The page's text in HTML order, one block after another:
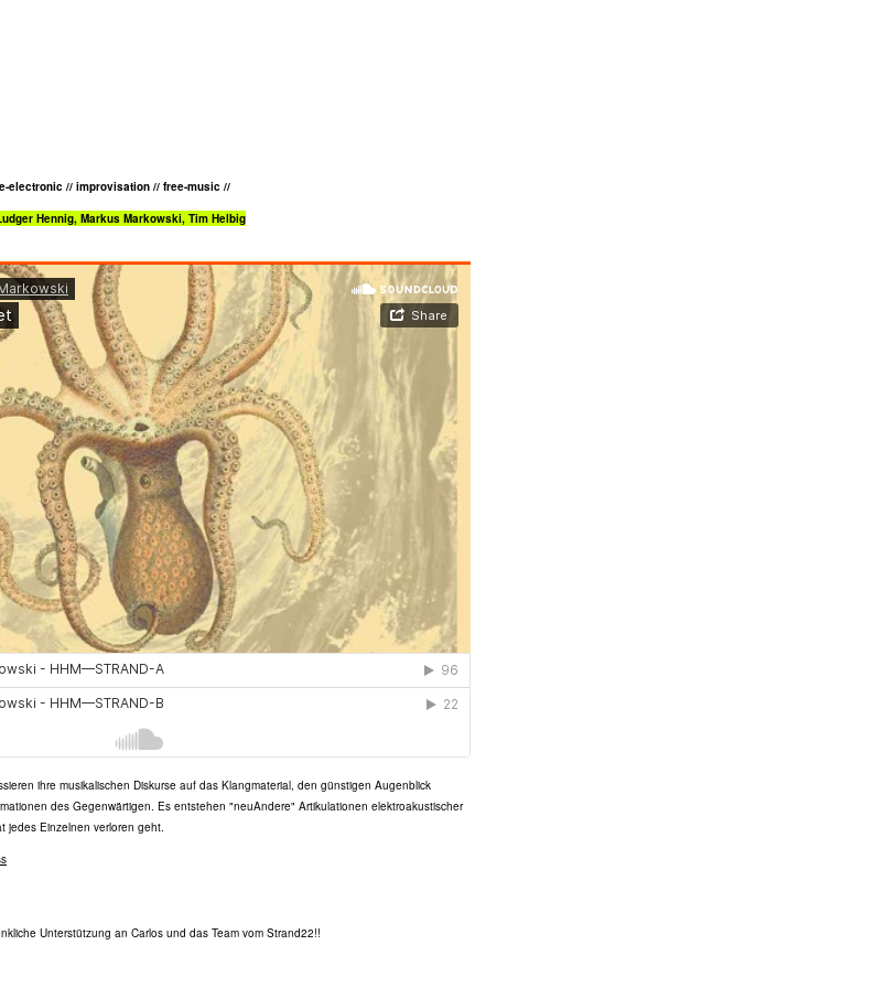
electronic // improvisation // free-music //
Hennig, Markus Markowski, Tim Helbig
ihre musikalischen Diskurse auf das Klangmaterial, den günstigen Augenblick
des Gegenwärtigen. Es entstehen "neuAndere" Artikulationen elektroakustischer
jedes Einzelnen verloren geht.
Unterstützung an Carlos und das Team vom Strand22!!